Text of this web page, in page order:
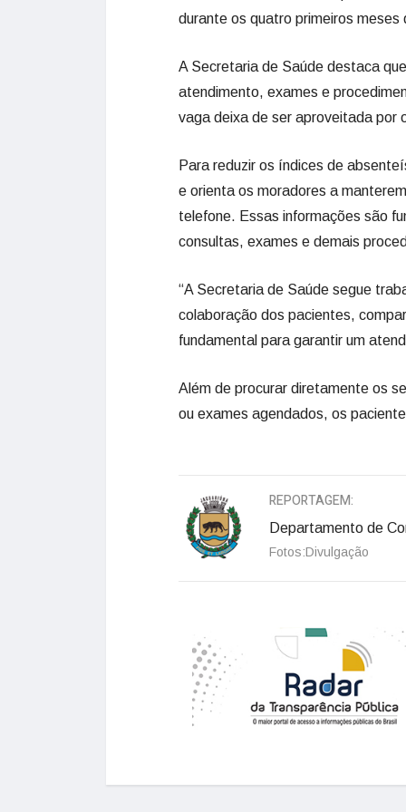
durante os quatro primeiros meses
A Secretaria de Saúde destaca
atendimento, exames e
vaga deixa de ser aproveitada por
Para reduzir os índices de
e orienta os moradores a
telefone. Essas informações são
consultas, exames e demais
“A Secretaria de Saúde segue
colaboração dos pacientes,
fundamental para garantir um
Além de procurar diretamente os
ou exames agendados, os
REPORTAGEM:
Departamento de
Fotos:Divulgação